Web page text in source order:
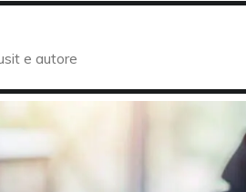
e autore